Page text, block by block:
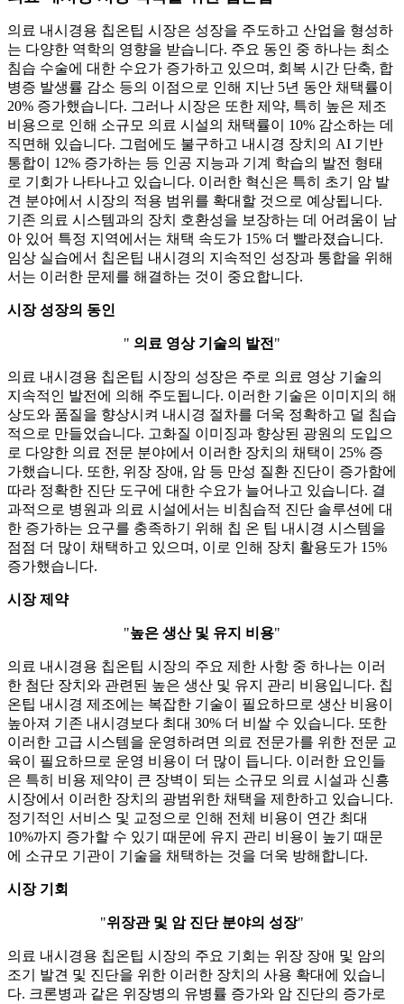
의료 내시경용 칩온팁 시장은 성장을 주도하고 산업을 형성하
는 다양한 역학의 영향을 받습니다. 주요 동인 중 하나는 최소
침습 수술에 대한 수요가 증가하고 있으며, 회복 시간 단축, 합
병증 발생률 감소 등의 이점으로 인해 지난 5년 동안 채택률이
20% 증가했습니다. 그러나 시장은 또한 제약, 특히 높은 제조
비용으로 인해 소규모 의료 시설의 채택률이 10% 감소하는 데
직면해 있습니다. 그럼에도 불구하고 내시경 장치의 AI 기반
통합이 12% 증가하는 등 인공 지능과 기계 학습의 발전 형태
로 기회가 나타나고 있습니다. 이러한 혁신은 특히 초기 암 발
견 분야에서 시장의 적용 범위를 확대할 것으로 예상됩니다.
기존 의료 시스템과의 장치 호환성을 보장하는 데 어려움이 남
아 있어 특정 지역에서는 채택 속도가 15% 더 빨라졌습니다.
임상 실습에서 칩온팁 내시경의 지속적인 성장과 통합을 위해
서는 이러한 문제를 해결하는 것이 중요합니다.
시장 성장의 동인
" 의료 영상 기술의 발전 "
의료 내시경용 칩온팁 시장의 성장은 주로 의료 영상 기술의
지속적인 발전에 의해 주도됩니다. 이러한 기술은 이미지의 해
상도와 품질을 향상시켜 내시경 절차를 더욱 정확하고 덜 침습
적으로 만들었습니다. 고화질 이미징과 향상된 광원의 도입으
로 다양한 의료 전문 분야에서 이러한 장치의 채택이 25% 증
가했습니다. 또한, 위장 장애, 암 등 만성 질환 진단이 증가함에
따라 정확한 진단 도구에 대한 수요가 늘어나고 있습니다. 결
과적으로 병원과 의료 시설에서는 비침습적 진단 솔루션에 대
한 증가하는 요구를 충족하기 위해 칩 온 팁 내시경 시스템을
점점 더 많이 채택하고 있으며, 이로 인해 장치 활용도가 15%
증가했습니다.
시장 제약
"높은 생산 및 유지 비용"
의료 내시경용 칩온팁 시장의 주요 제한 사항 중 하나는 이러
한 첨단 장치와 관련된 높은 생산 및 유지 관리 비용입니다. 칩
온팁 내시경 제조에는 복잡한 기술이 필요하므로 생산 비용이
높아져 기존 내시경보다 최대 30% 더 비쌀 수 있습니다. 또한
이러한 고급 시스템을 운영하려면 의료 전문가를 위한 전문 교
육이 필요하므로 운영 비용이 더 많이 듭니다. 이러한 요인들
은 특히 비용 제약이 큰 장벽이 되는 소규모 의료 시설과 신흥
시장에서 이러한 장치의 광범위한 채택을 제한하고 있습니다.
정기적인 서비스 및 교정으로 인해 전체 비용이 연간 최대
10%까지 증가할 수 있기 때문에 유지 관리 비용이 높기 때문
에 소규모 기관이 기술을 채택하는 것을 더욱 방해합니다.
시장 기회
"위장관 및 암 진단 분야의 성장"
의료 내시경용 칩온팁 시장의 주요 기회는 위장 장애 및 암의
조기 발견 및 진단을 위한 이러한 장치의 사용 확대에 있습니
다. 크론병과 같은 위장병의 유병률 증가와 암 진단의 증가로